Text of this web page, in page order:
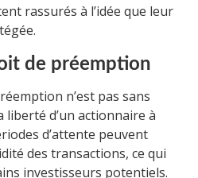
rassurés à l’idée que leur
de préemption
n’est pas sans
d’un actionnaire à
d’attente peuvent
des transactions, ce qui
investisseurs potentiels.